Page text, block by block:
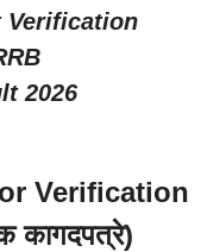
Verification
2026
Verification
कागदपत्रे)